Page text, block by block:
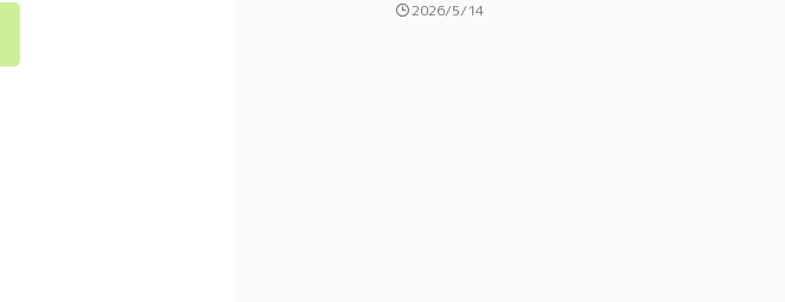
2026/5/14